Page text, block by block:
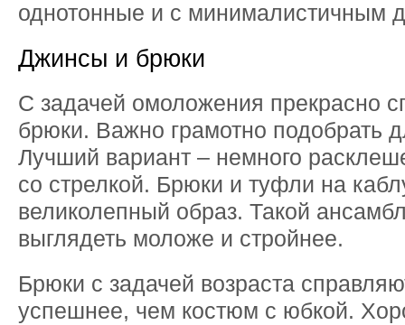
однотонные и с минималистичным
Джинсы и брюки
С задачей омоложения прекрасно
брюки. Важно грамотно подобрать
Лучший вариант – немного
со стрелкой. Брюки и туфли на
великолепный образ. Такой
выглядеть моложе и стройнее.
Брюки с задачей возраста
успешнее, чем костюм с юбкой.